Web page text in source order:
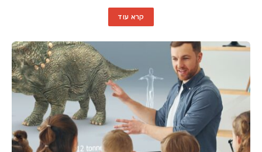
קרא עוד